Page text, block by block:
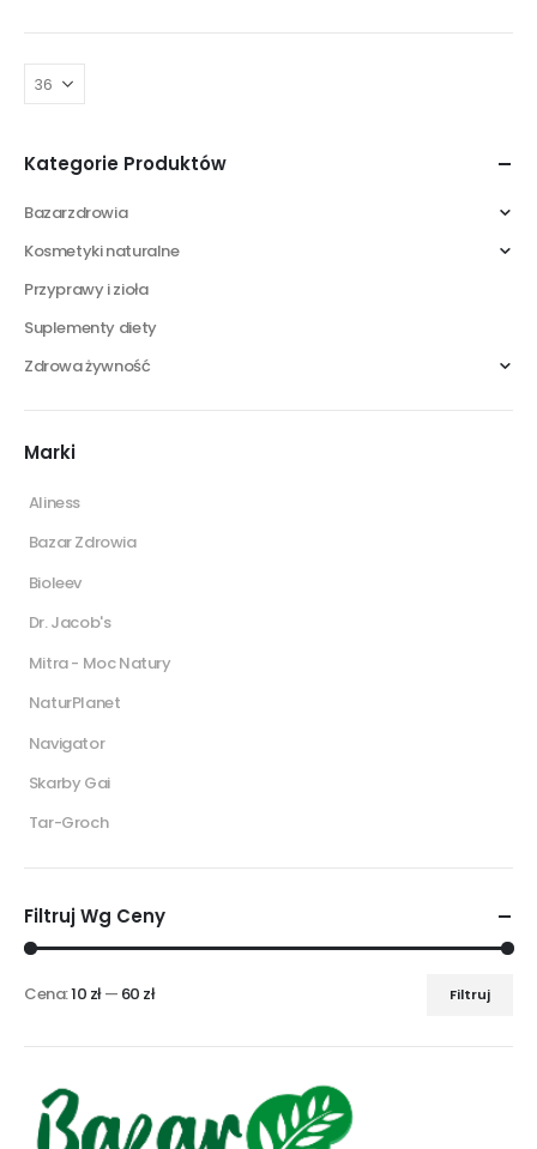
Kategorie Produktów
Bazarzdrowia
Kosmetyki naturalne
Przyprawy i zioła
Suplementy diety
Zdrowa żywność
Marki
Aliness
Bazar Zdrowia
Bioleev
Dr. Jacob's
Mitra - Moc Natury
NaturPlanet
Navigator
Skarby Gai
Tar-Groch
Filtruj Wg Ceny
Filtruj
Cena:10 zł— 60 zł